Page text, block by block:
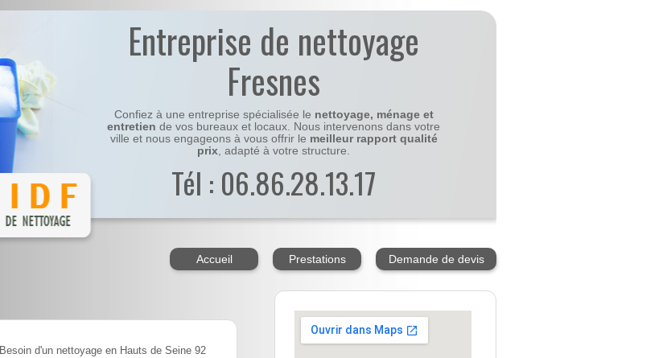
Entreprise de nettoyage
Fresnes
Confiez à une entreprise spécialisée le nettoyage, ménage et
entretien de vos bureaux et locaux. Nous intervenons dans votre
ville et nous engageons à vous offrir le meilleur rapport qualité
prix, adapté à votre structure.
Tél : 06.86.28.13.17
Accueil Prestations Demande de devis
Besoin d'un nettoyage en Hauts de Seine 92